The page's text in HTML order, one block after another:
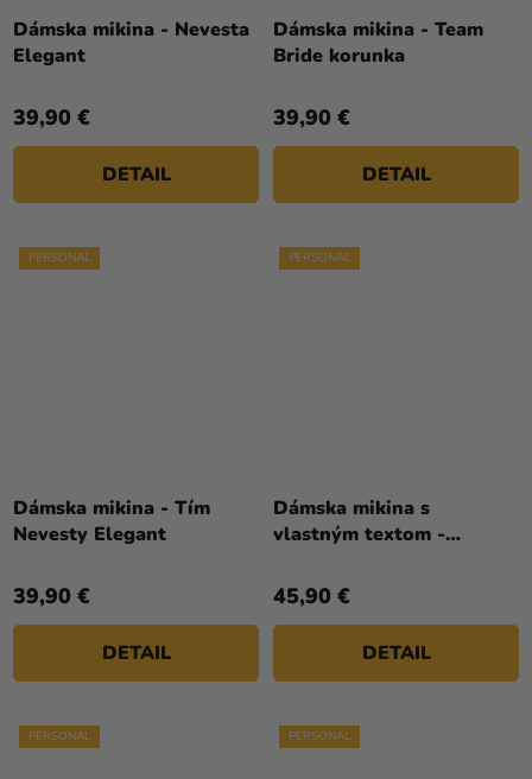
Dámska mikina - Nevesta
Elegant
39,90 €
DETAIL
Dámska mikina - Team
Bride korunka
39,90 €
DETAIL
PERSONAL
Dámska mikina - Tím
Nevesty Elegant
39,90 €
DETAIL
PERSONAL
Dámska mikina s
vlastným textom -
45,90 €
DETAIL
PERSONAL PERSONAL